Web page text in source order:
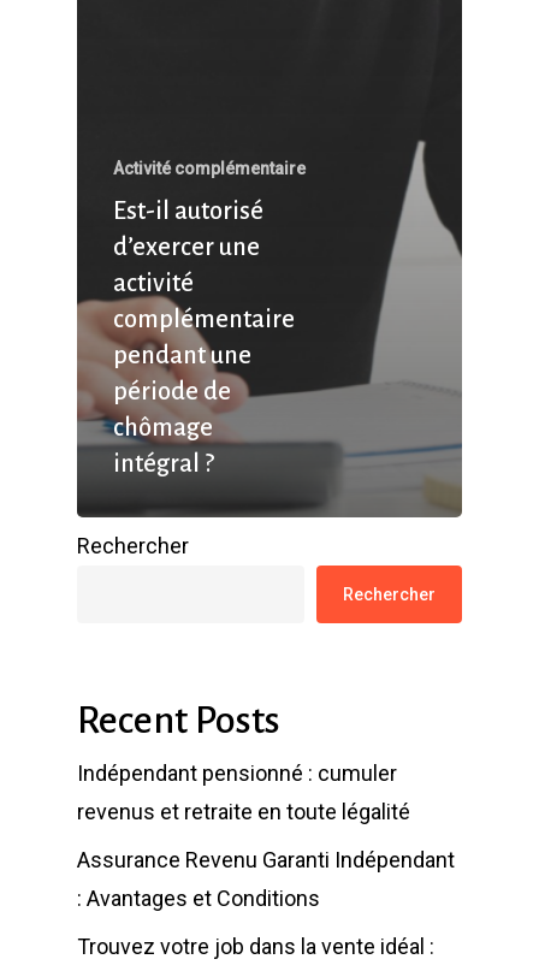
Activité complémentaire
Est-il autorisé
d’exercer une
activité
complémentaire
pendant une
période de
chômage
intégral ?
Rechercher
Rechercher
Recent Posts
Indépendant pensionné : cumuler
revenus et retraite en toute légalité
Assurance Revenu Garanti Indépendant
: Avantages et Conditions
Trouvez votre job dans la vente idéal :